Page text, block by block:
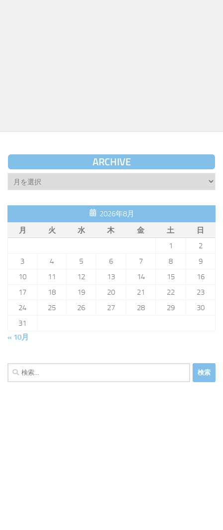
ARCHIVE
Archive
2026年8月
月
火 水 木 金 土
日
1
2
3
4 5 6 7 8
9
10
11 12 13 14 15
16
17
18 19 20 21 22
23
24
25 26 27 28 29
30
31
« 10月
検
索: